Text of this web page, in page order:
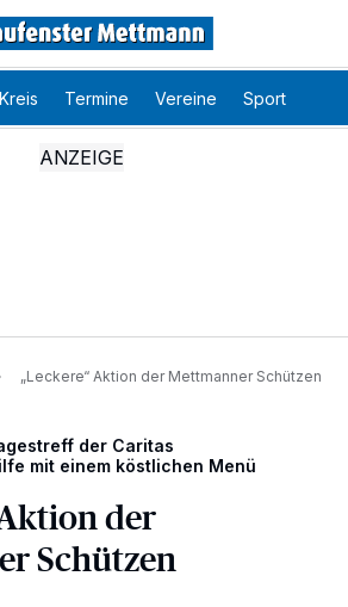
Kreis Termine Vereine Sport
„Leckere“ Aktion der Mettmanner Schützen
der Caritas
mit einem köstlichen Menü
der
Schützen
speichern und greifen auf
wie Browserdaten oder eindeutige
die unter „Wir und unsere Partner